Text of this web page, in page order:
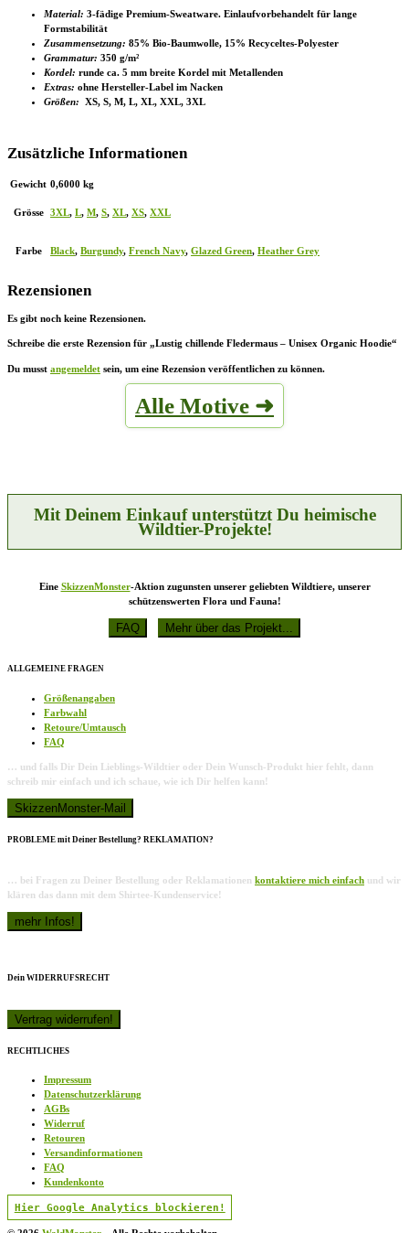
Material: 3-fädige Premium-Sweatware. Einlaufvorbehandelt für lange
Formstabilität
Zusammensetzung: 85% Bio-Baumwolle, 15% Recyceltes-Polyester
Grammatur: 350 g/m²
Kordel: runde ca. 5 mm breite Kordel mit Metallenden
Extras: ohne Hersteller-Label im Nacken
Größen: XS, S, M, L, XL, XXL, 3XL
Zusätzliche Informationen
Gewicht 0,6000 kg
Grösse 3XL, L, M, S, XL, XS, XXL
Farbe Black, Burgundy, French Navy, Glazed Green, Heather Grey
Rezensionen
Es gibt noch keine Rezensionen.
Schreibe die erste Rezension für „Lustig chillende Fledermaus – Unisex Organic Hoodie“
Du musst angemeldet sein, um eine Rezension veröffentlichen zu können.
Alle Motive ➜
Mit Deinem Einkauf unterstützt Du heimische
Wildtier-Projekte!
Eine SkizzenMonster-Aktion zugunsten unserer geliebten Wildtiere, unserer
schützenswerten Flora und Fauna!
ALLGEMEINE FRAGEN
Größenangaben
Farbwahl
Retoure/Umtausch
FAQ
… und falls Dir Dein Lieblings-Wildtier oder Dein Wunsch-Produkt hier fehlt, dann
schreib mir einfach und ich schaue, wie ich Dir helfen kann!
PROBLEME mit Deiner Bestellung? REKLAMATION?
… bei Fragen zu Deiner Bestellung oder Reklamationen kontaktiere mich einfach und wir
klären das dann mit dem Shirtee-Kundenservice!
Dein WIDERRUFSRECHT
RECHTLICHES
Impressum
Datenschutzerklärung
AGBs
Widerruf
Retouren
Versandinformationen
FAQ
Kundenkonto
Hier Google Analytics blockieren!